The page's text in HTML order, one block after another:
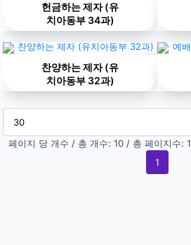
헌금하는 제자 (유
치아동부 34과)
찬양하는 제자 (유
치아동부 32과)
페이지 당 개수 / 총 개수: 10 / 총 페이지수: 1
1